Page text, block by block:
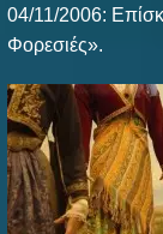
04/11/2006:
Φορεσιές».